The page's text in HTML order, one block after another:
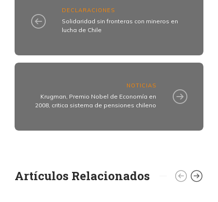
DECLARACIONES
Solidaridad sin fronteras con mineros en
lucha de Chile
NOTICIAS
Krugman, Premio Nobel de Economía en
2008, critica sistema de pensiones chileno
Artículos Relacionados